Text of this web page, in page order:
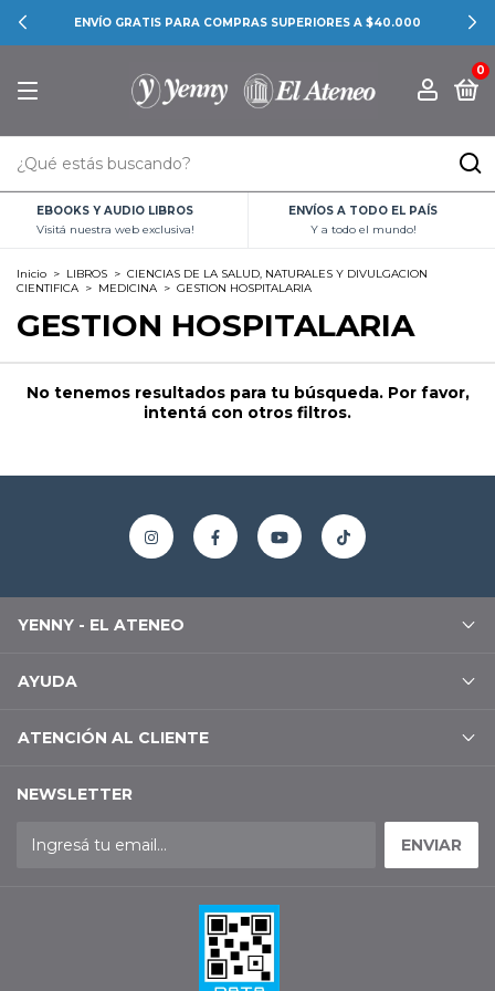
ENVÍO GRATIS PARA COMPRAS SUPERIORES A $40.000
0
EBOOKS Y AUDIO LIBROS
Visitá nuestra web exclusiva!
ENVÍOS A TODO EL PAÍS
Y a todo el mundo!
Inicio > LIBROS > CIENCIAS DE LA SALUD, NATURALES Y DIVULGACION
CIENTIFICA > MEDICINA > GESTION HOSPITALARIA
GESTION HOSPITALARIA
No tenemos resultados para tu búsqueda. Por favor,
intentá con otros filtros.
YENNY - EL ATENEO
AYUDA
ATENCIÓN AL CLIENTE
NEWSLETTER